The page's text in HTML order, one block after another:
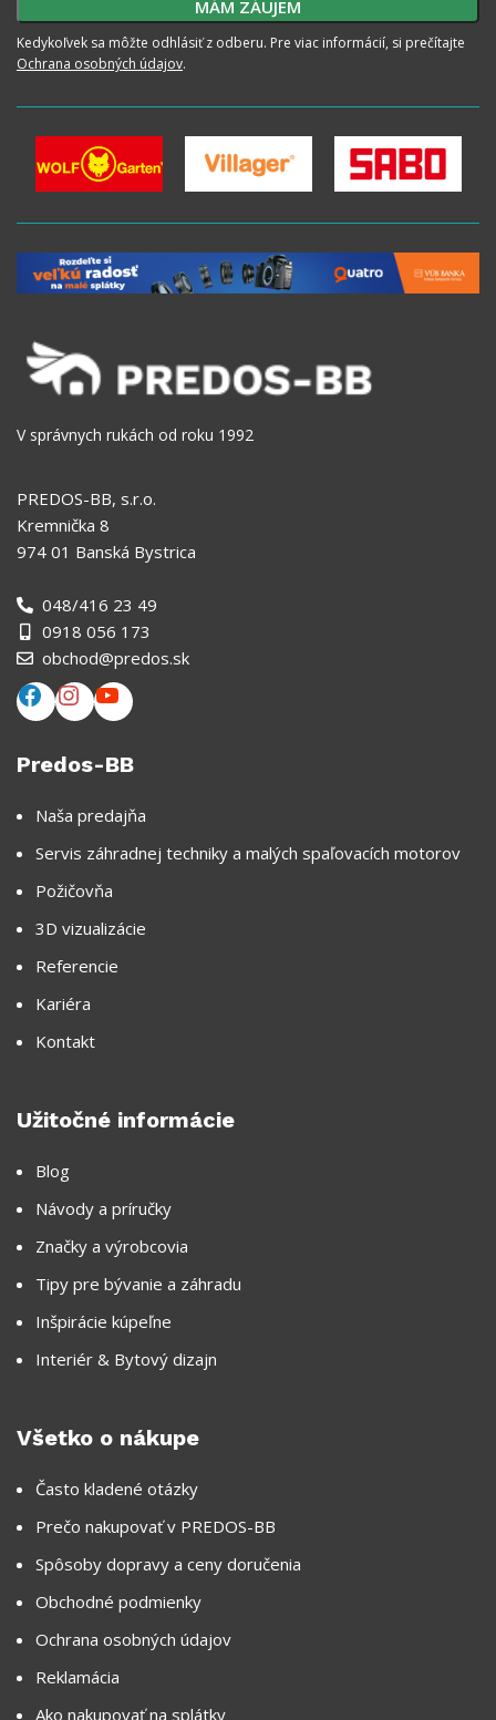
Kedykoľvek sa môžte odhlásiť z odberu. Pre viac informácií, si prečítajte
Ochrana osobných údajov.
V správnych rukách od roku 1992
PREDOS-BB, s.r.o.
Kremnička 8
974 01 Banská Bystrica
048/416 23 49
0918 056 173
obchod@predos.sk
Predos-BB
Naša predajňa
Servis záhradnej techniky a malých spaľovacích motorov
Požičovňa
3D vizualizácie
Referencie
Kariéra
Kontakt
Užitočné informácie
Blog
Návody a príručky
Značky a výrobcovia
Tipy pre bývanie a záhradu
Inšpirácie kúpeľne
Interiér & Bytový dizajn
Všetko o nákupe
Často kladené otázky
Prečo nakupovať v PREDOS-BB
Spôsoby dopravy a ceny doručenia
Obchodné podmienky
Ochrana osobných údajov
Reklamácia
Ako nakupovať na splátky